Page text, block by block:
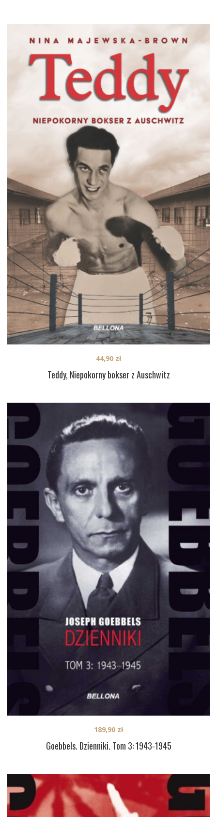
Teddy, Niepokorny bokser z Auschwitz
44,90 zł
Goebbels. Dzienniki. Tom 3: 1943-1945
189,90 zł